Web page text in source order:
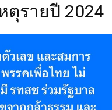
ตุรายปี 2024